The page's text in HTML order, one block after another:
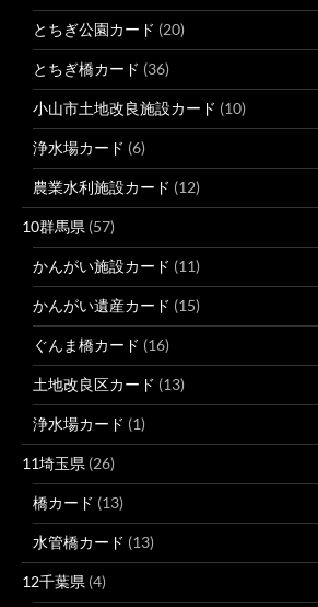
とちぎ公園カード (20)
とちぎ橋カード (36)
小山市土地改良施設カード (10)
浄水場カード (6)
農業水利施設カード (12)
10群馬県 (57)
かんがい施設カード (11)
かんがい遺産カード (15)
ぐんま橋カード (16)
土地改良区カード (13)
浄水場カード (1)
11埼玉県 (26)
橋カード (13)
水管橋カード (13)
12千葉県 (4)